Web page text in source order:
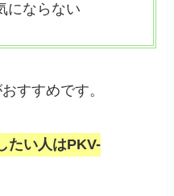
にならない
すすめです。
たい人はPKV-